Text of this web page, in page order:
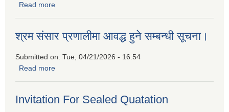
Read more
श्रम संसार प्रणालीमा आवद्ध हुने सम्बन्धी सूचना।
Submitted on: Tue, 04/21/2026 - 16:54
Read more
Invitation For Sealed Quatation